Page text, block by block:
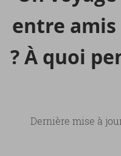
entre
? À quoi
Dernière mise à